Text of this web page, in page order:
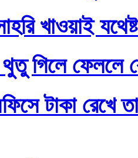
খাওয়াই
গিলে ফেললে
টাকা রেখে